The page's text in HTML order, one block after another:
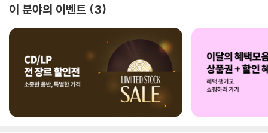
이 분야의 이벤트 3